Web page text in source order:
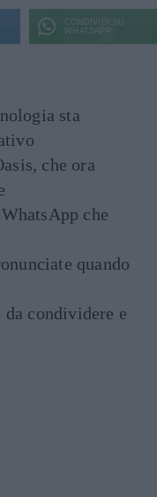
CONDIVIDI SU
WHATSAPP
sta
che ora
che
quando
condividere e